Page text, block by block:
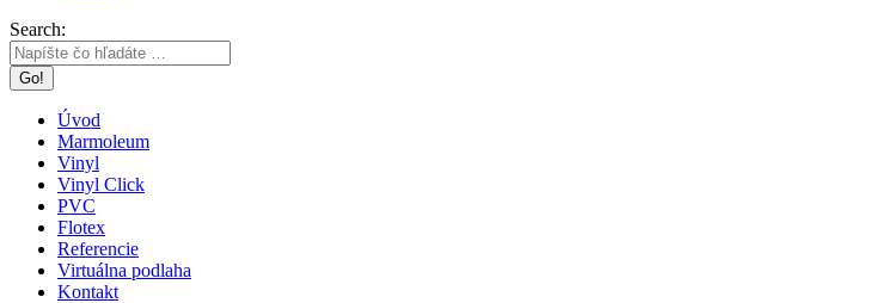
Search:
Úvod
Marmoleum
Vinyl
Vinyl Click
PVC
Flotex
Referencie
Virtuálna podlaha
Kontakt